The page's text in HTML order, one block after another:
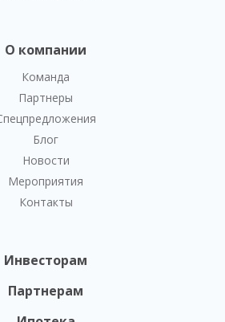
О компании
Команда
Партнеры
Блог
Новости
Мероприятия
Контакты
Инвесторам
Партнерам